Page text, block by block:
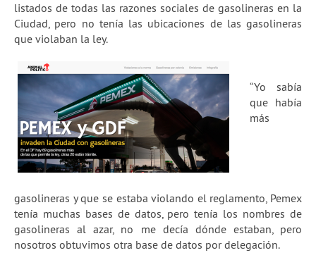
listados de todas las razones sociales de gasolineras en la
Ciudad, pero no tenía las ubicaciones de las gasolineras
que violaban la ley.
“Yo sabía
que había
más
gasolineras y que se estaba violando el reglamento, Pemex
tenía muchas bases de datos, pero tenía los nombres de
gasolineras al azar, no me decía dónde estaban, pero
nosotros obtuvimos otra base de datos por delegación.